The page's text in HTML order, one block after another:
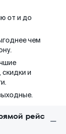
от и до
чем
и
рейс